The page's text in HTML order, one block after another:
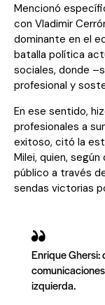
Mencionó
con Vladimir
dominante en el
batalla política
sociales, donde
profesional y
En ese sentido,
profesionales a
exitoso, citó la
Milei, quien,
público a través
sendas victorias
Enrique Ghersi:
izquierda.